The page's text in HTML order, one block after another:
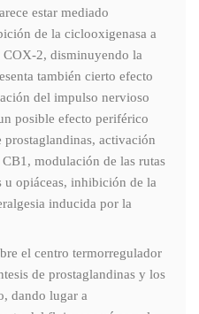
estar mediado
de la ciclooxigenasa a
COX-2, disminuyendo la
también cierto efecto
del impulso nervioso
posible efecto periférico
activación
modulación de las rutas
u opiáceas, inhibición de la
inducida por la
el centro termorregulador
de prostaglandinas y los
dando lugar a